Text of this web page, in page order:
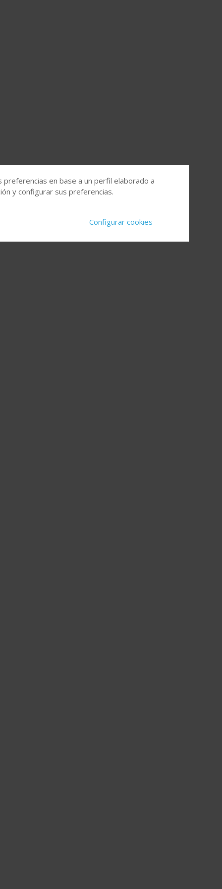
en base a un perfil elaborado a
y configurar sus preferencias.
Configurar cookies